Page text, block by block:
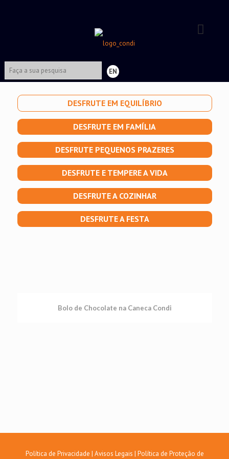
EN
DESFRUTE EM EQUILÍBRIO
DESFRUTE EM FAMÍLIA
DESFRUTE PEQUENOS PRAZERES
DESFRUTE E TEMPERE A VIDA
DESFRUTE A COZINHAR
DESFRUTE A FESTA
Bolo de Chocolate na Caneca Condi
Política de Privacidade | Avisos Legais | Política de Proteção de